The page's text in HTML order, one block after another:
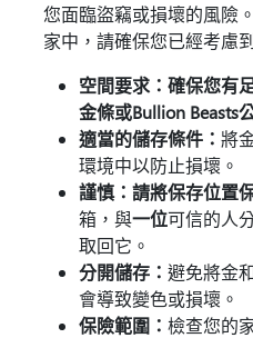
您面臨盜竊或損壞的風險
家中，請確保您已經考慮
空間要求：確保您有
金條或Bullion Beasts
適當的儲存條件： 將
環境中以防止損壞。
謹慎：請將保存位置
箱，與一位可信的人
取回它。
分開儲存： 避免將金
會導致變色或損壞。
保險範圍： 檢查您的